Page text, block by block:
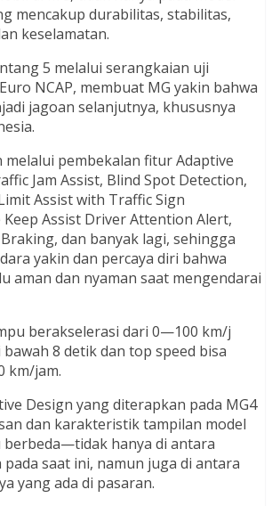
mencakup durabilitas, stabilitas,
keselamatan.
5 melalui serangkaian uji
NCAP, membuat MG yakin bahwa
jagoan selanjutnya, khususnya
melalui pembekalan fitur Adaptive
Jam Assist, Blind Spot Detection,
Assist with Traffic Sign
Keep Assist Driver Attention Alert,
dan banyak lagi, sehingga
yakin dan percaya diri bahwa
aman dan nyaman saat mengendarai
berakselerasi dari 0—100 km/j
8 detik dan top speed bisa
km/jam.
Design yang diterapkan pada MG4
dan karakteristik tampilan model
berbeda—tidak hanya di antara
saat ini, namun juga di antara
yang ada di pasaran.